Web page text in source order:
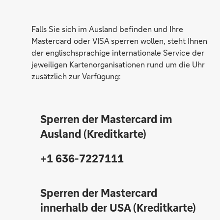
Falls Sie sich im Ausland befinden und Ihre
Mastercard oder VISA sperren wollen, steht Ihnen
der englischsprachige internationale Service der
jeweiligen Kartenorganisationen rund um die Uhr
zusätzlich zur Verfügung:
Sperren der Mastercard im
Ausland (Kreditkarte)
+1 636-7227111
Sperren der Mastercard
innerhalb der USA (Kreditkarte)